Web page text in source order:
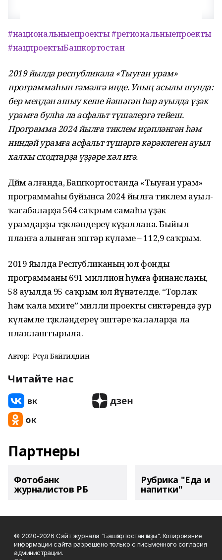
#национальныепроекты#региональныепроекты
#нацпроектыБашкортостан
2019 йылда республикала «Тыуған урам»
программаһын ғәмәлгәинде. Уның асылы шунда:
бер меңдән ашыу кеше йәшәгән һәр ауылда үҙәк
урамға булһа ла асфальт түшәлергә тейеш.
Программа 2024 йылға тиклем иҫәпләнгәнһәм
ниндәй урамға асфальт түшәргә кәрәклеген ауыл
халҡы сходтарҙа үҙҙәре хәл итә.
Дөйөм алғанда, Башҡортостанда «Тыуған урам»
программаһы буйынса 2024 йылға тиклем ауыл-
ҡасабаларҙа 564 саҡрым самаһы үҙәк
урамдарҙы төҙөкләндереү күҙаллана. Быйыл
планға алынған эштәр күләме – 112,9 саҡрым.
2019 йылда Республиканың юл фонды
программаны 691 миллион һумға финансланы,
58 ауылда 95 саҡрым юл йүнәтелде. “Торлаҡ
һәм ҡала мөхите” милли проекты сиктәрендә ҙур
күләмле төҙөкләндереү эштәре ҡалаларҙа ла
планлаштырыла.
Автор: Рәсүл Байгилдин
Читайте нас
Партнеры
Фотобанк
журналистов РБ
Рубрика "Еда и
напитки"
© 2020-2026 Сайт журнала "Башҡортостан ҡыҙы". Копирование
информации сайта разрешено только с письменного согласия
администрации.